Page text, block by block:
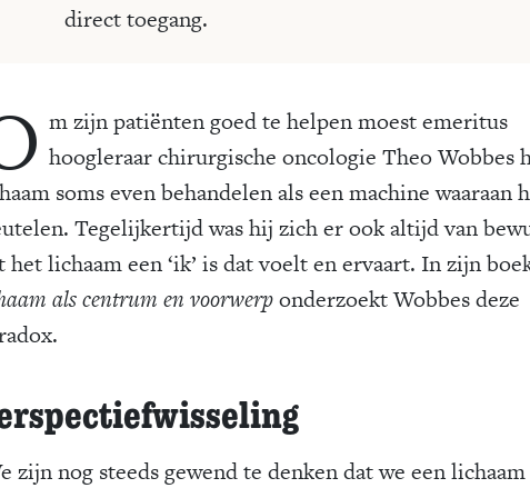
direct toegang.
m zijn patiënten goed te helpen moest emeritus
hoogleraar chirurgische oncologie Theo Wobbes
soms even behandelen als een machine waaraan
Tegelijkertijd was hij zich er ook altijd van
het lichaam een ‘ik’ is dat voelt en ervaart. In zijn
als centrum en voorwerponderzoekt Wobbes deze
zijn nog steeds gewend te denken dat we een